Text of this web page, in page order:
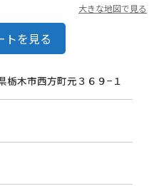
大きな地図で見る
トを見る
栃木市西方町元３６９−１